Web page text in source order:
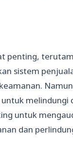
penting,
sistem
melindungi
untuk
dan